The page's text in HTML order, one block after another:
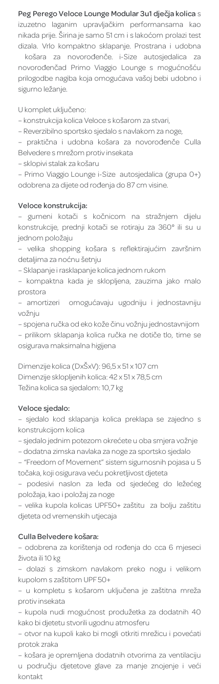
Peg Perego Veloce Lounge Modular 3u1 dječja kolica s
izuzetno laganim upravljačkim performansama kao
nikada prije. Širina je samo 51 cm i s lakoćom prolazi test
dizala. Vrlo kompaktno sklapanje. Prostrana i udobna
košara za novorođenče. i-Size autosjedalica za
novorođenčad Primo Viaggio Lounge s mogućnošću
prilogodbe nagiba koja omogućava vašoj bebi udobno i
sigurno ležanje.
U komplet uključeno:
– konstrukcija kolica Veloce s košarom za stvari,
– Reverzibilno sportsko sjedalo s navlakom za noge,
– praktična i udobna košara za novorođenče Culla
Belvedere s mrežom protiv insekata
– sklopivi stalak za košaru
– Primo Viaggio Lounge i-Size autosjedalica (grupa 0+)
odobrena za dijete od rođenja do 87 cm visine.
Veloce konstrukcija:
– gumeni kotači s kočnicom na stražnjem dijelu
konstrukcije, prednji kotači se rotiraju za 360° ili su u
jednom položaju
– velika shopping košara s reflektirajućim završnim
detaljima za noćnu šetnju
– Sklapanje i rasklapanje kolica jednom rukom
– kompaktna kada je sklopljena, zauzima jako malo
prostora
– amortizeri omogućavaju ugodniju i jednostavniju
vožnju
– spojena ručka od eko kože činu vožnju jednostavnijom
– prilikom sklapanja kolica ručka ne dotiče tlo, time se
osigurava maksimalna higijena
Dimenzije kolica (DxŠxV): 96,5 x 51 x 107 cm
Dimenzije sklopljenih kolica: 42 x 51 x 78,5 cm
Težina kolica sa sjedalom: 10,7 kg
Veloce sjedalo:
– sjedalo kod sklapanja kolica preklapa se zajedno s
konstrukcijom kolica
– sjedalo jednim potezom okrećete u oba smjera vožnje
– dodatna zimska navlaka za noge za sportsko sjedalo
– “Freedom of Movement” sistem sigurnosnih pojasa u 5
točaka, koji osigurava veću pokretljivost djeteta
– podesivi naslon za leđa od sjedećeg do ležećeg
položaja, kao i položaj za noge
– velika kupola kolicas UPF50+ zaštitu za bolju zaštitu
djeteta od vremenskih utjecaja
Culla Belvedere košara:
– odobrena za korištenja od rođenja do cca 6 mjeseci
života ili 10 kg
– dolazi s zimskom navlakom preko nogu i velikom
kupolom s zaštitom UPF 50+
– u kompletu s košarom uključena je zaštitna mreža
protiv insekata
– kupola nudi mogućnost produžetka za dodatnih 40
kako bi djetetu stvorili ugodnu atmosferu
– otvor na kupoli kako bi mogli otkriti mrežicu i povećati
protok zraka
– košara je opremljena dodatnih otvorima za ventilaciju
u području djetetove glave za manje znojenje i veći
kontakt